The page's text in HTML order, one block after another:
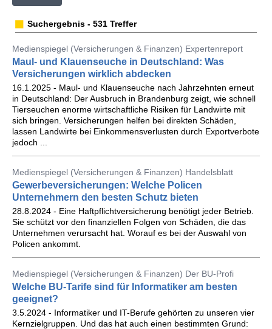
Suchergebnis - 531 Treffer
Medienspiegel (Versicherungen & Finanzen) Expertenreport
Maul- und Klauenseuche in Deutschland: Was
Versicherungen wirklich abdecken
16.1.2025 - Maul- und Klauenseuche nach Jahrzehnten erneut
in Deutschland: Der Ausbruch in Brandenburg zeigt, wie schnell
Tierseuchen enorme wirtschaftliche Risiken für Landwirte mit
sich bringen. Versicherungen helfen bei direkten Schäden,
lassen Landwirte bei Einkommensverlusten durch Exportverbote
jedoch ...
Medienspiegel (Versicherungen & Finanzen) Handelsblatt
Gewerbeversicherungen: Welche Policen
Unternehmern den besten Schutz bieten
28.8.2024 - Eine Haftpflichtversicherung benötigt jeder Betrieb.
Sie schützt vor den finanziellen Folgen von Schäden, die das
Unternehmen verursacht hat. Worauf es bei der Auswahl von
Policen ankommt.
Medienspiegel (Versicherungen & Finanzen) Der BU-Profi
Welche BU-Tarife sind für Informatiker am besten
geeignet?
3.5.2024 - Informatiker und IT-Berufe gehörten zu unseren vier
Kernzielgruppen. Und das hat auch einen bestimmten Grund: